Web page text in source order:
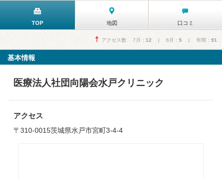
TOP 地図 口コミ
アクセス数 7月： 12 | 6月： 5 | 年間： 91
基本情報
医療法人社団向陽会水戸クリニック
アクセス
〒310-0015茨城県水戸市宮町3-4-4